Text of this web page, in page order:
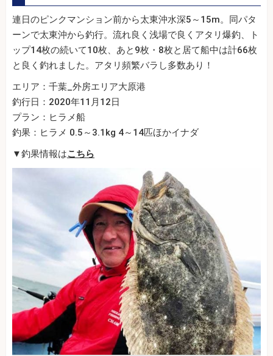
連日のピンクマンション前から太東沖水深5～15m。同パタ
ーンで太東沖から釣行。流れ良く浅場で良くアタリ爆釣、ト
ップ14枚の続いて10枚、あと9枚・8枚と居て船中は計66枚
と良く釣れました。アタリ頻繁バラし多数あり！
エリア：千葉_外房エリア大原港
釣行日：2020年11月12日
プラン：ヒラメ船
釣果：ヒラメ 0.5～3.1kg 4～14匹ほかイナダ
▼釣果情報はこちら